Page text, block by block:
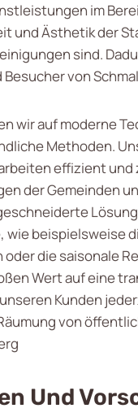
im
und Ästhetik der
sind.
von
wir auf moderne
Methoden.
effizient und
der Gemeinden
wie beispielsweise
die saisonale
Wert auf eine
Kunden
von
Und